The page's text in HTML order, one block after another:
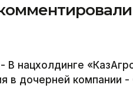
нацхолдинге
в дочерней компании